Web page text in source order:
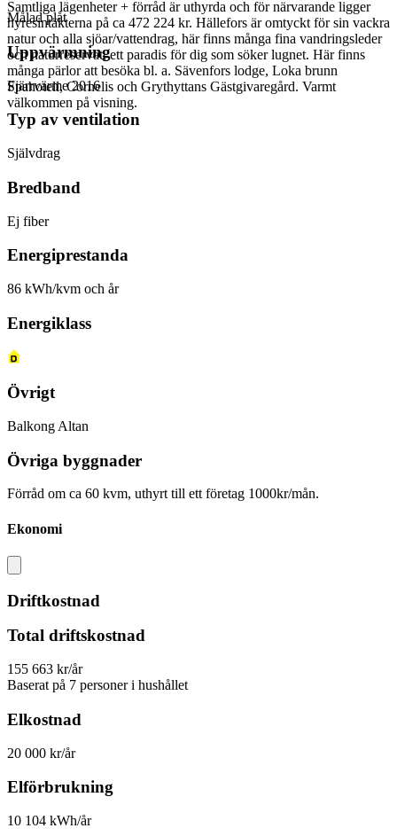
Samtliga lägenheter + förråd är uthyrda och för närvarande ligger
hyresintäkterna på ca 472 224 kr. Hällefors är omtyckt för sin vackra
natur och alla sjöar/vattendrag, här finns många fina vandringsleder
och naturreservat, ett paradis för dig som söker lugnet. Här finns
många pärlor att besöka bl. a. Sävenfors lodge, Loka brunn
Spahotell, Cornelis och Grythyttans Gästgivaregård. Varmt
välkommen på visning.
Målad plåt
Uppvärmning
Fjärrvärme 2016
Typ av ventilation
Självdrag
Bredband
Ej fiber
Energiprestanda
86 kWh/kvm och år
Energiklass
Övrigt
Balkong Altan
Övriga byggnader
Förråd om ca 60 kvm, uthyrt till ett företag 1000kr/mån.
Ekonomi
Driftkostnad
Total driftskostnad
155 663 kr/år
Baserat på 7 personer i hushållet
Elkostnad
20 000 kr/år
Elförbrukning
10 104 kWh/år